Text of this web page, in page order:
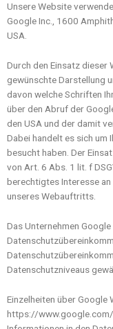
Unsere Website
Google Inc., 1600
USA.
Durch den Einsatz dieser
gewünschte Darstellung
davon welche Schriften
über den Abruf der
den USA und der damit
Dabei handelt es sich um
besucht haben. Der
von Art. 6 Abs. 1 lit. f
berechtigtes Interesse
unseres Webauftritts.
Das Unternehmen
Datenschutzniveaus
Einzelheiten über Google
https://